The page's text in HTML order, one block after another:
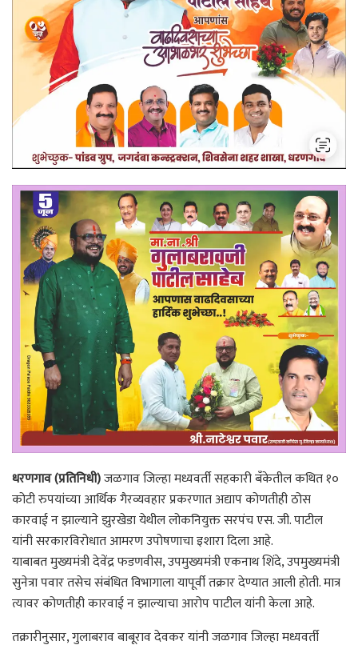
धरणगाव (प्रतिनिधी)जळगाव जिल्हा मध्यवर्ती सहकारी बँकेतील कथित १०
कोटी रुपयांच्या आर्थिक गैरव्यवहार प्रकरणात अद्याप कोणतीही ठोस
कारवाई न झाल्याने झुरखेडा येथील लोकनियुक्त सरपंच एस. जी. पाटील
यांनी सरकारविरोधात आमरण उपोषणाचा इशारा दिला आहे.
याबाबत मुख्यमंत्री देवेंद्र फडणवीस, उपमुख्यमंत्री एकनाथ शिंदे, उपमुख्यमंत्री
सुनेत्रा पवार तसेच संबंधित विभागाला यापूर्वी तक्रार देण्यात आली होती. मात्र
त्यावर कोणतीही कारवाई न झाल्याचा आरोप पाटील यांनी केला आहे.
तक्रारीनुसार, गुलाबराव बाबूराव देवकर यांनी जळगाव जिल्हा मध्यवर्ती